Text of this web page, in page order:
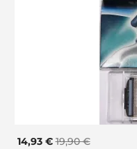
14,93 €19,90 €